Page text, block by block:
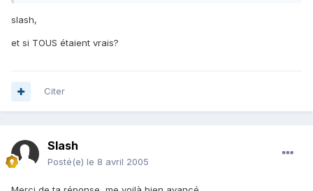
slash,
et si TOUS étaient vrais?
Citer
Slash
Posté(e) le 8 avril 2005